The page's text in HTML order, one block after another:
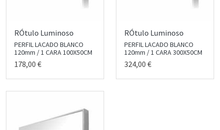
RÓtulo Luminoso
PERFIL LACADO BLANCO
120mm / 1 CARA 100X50CM
178,00 €
RÓtulo Luminoso
PERFIL LACADO BLANCO
120mm / 1 CARA 300X50CM
324,00 €